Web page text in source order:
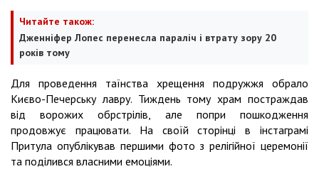
Читайте також:
Дженніфер Лопес перенесла параліч і втрату зору 20
років тому
Для проведення таїнства хрещення подружжя обрало
Києво-Печерську лавру. Тиждень тому храм постраждав
від ворожих обрстрілів, але попри пошкодження
продовжує працювати. На своїй сторінці в інстаграмі
Притула опублікував першими фото з релігійної церемонії
та поділився власними емоціями.